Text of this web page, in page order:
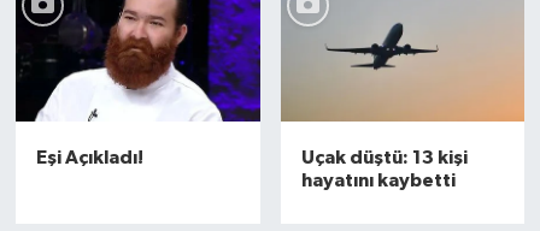
Eşi Açıkladı!
Uçak düştü: 13 kişi
hayatını kaybetti